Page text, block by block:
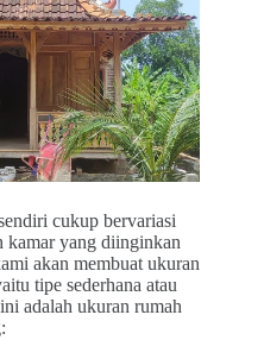
cukup bervariasi
kamar yang diinginkan
akan membuat ukuran
tipe sederhana atau
adalah ukuran rumah